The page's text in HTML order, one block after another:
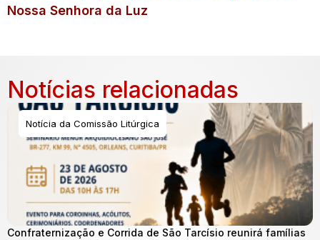
Nossa Senhora da Luz
Notícias relacionadas
Notícia da Comissão Litúrgica
Confraternização e Corrida de São Tarcísio reunirá famílias